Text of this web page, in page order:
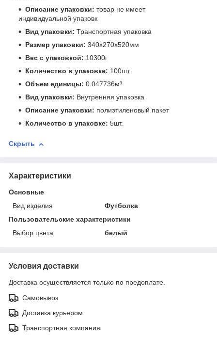
Описание упаковки: товар не имеет
индивидуальной упаковк
Вид упаковки: Транспортная упаковка
Размер упаковки: 340x270x520мм
Вес с упаковкой: 10300г
Количество в упаковке: 100шт.
Объем единицы: 0.047736м³
Вид упаковки: Внутренняя упаковка
Описание упаковки: полиэтиленовый пакет
Количество в упаковке: 5шт.
Скрыть
Характеристики
Основные
Вид изделия
Футболка
Пользовательские характеристики
Выбор цвета
белый
Условия доставки
Доставка осуществляется только по предоплате.
Самовывоз
Доставка курьером
Транспортная компания